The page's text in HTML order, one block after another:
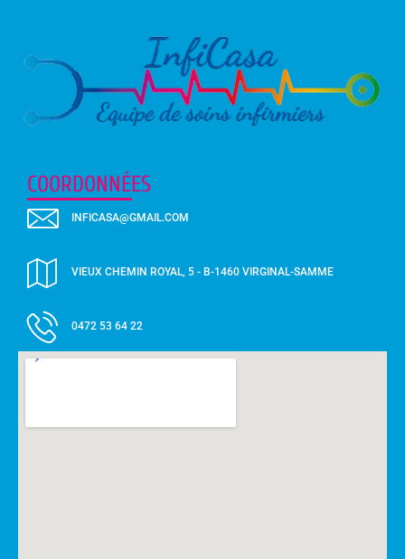
COORDONNÉES
INFICASA@GMAIL.COM
VIEUX CHEMIN ROYAL, 5 - B-1460 VIRGINAL-SAMME
0472 53 64 22